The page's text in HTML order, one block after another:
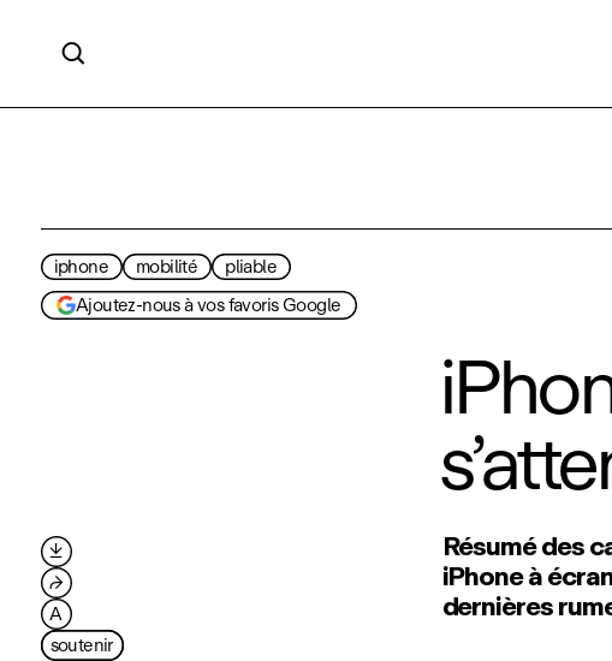

iphone mobilité
pliable
Ajoutez-nous à vos favoris Google
Résumé des
iPhone à
dernières

⮫
A
soutenir